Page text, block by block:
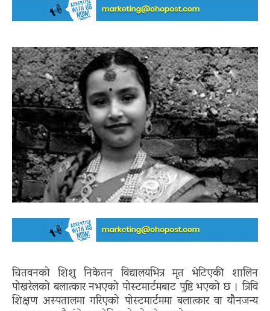
चितवनको शिशु निकेतन विद्यालयभित्र मृत भेटिएकी शालिन
पोखरेलको बलात्कार नभएको पोस्टमार्टमबाट पुष्टि भएको छ । त्रिवि
शिक्षण अस्पतालमा गरिएको पोस्टमार्टममा बलात्कार वा यौनजन्य